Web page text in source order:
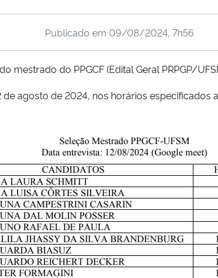
Publicado em 09/08/2024, 7h56
mestrado do PPGCF (Edital Geral PRPGP/
agosto de 2024, nos horários especificados